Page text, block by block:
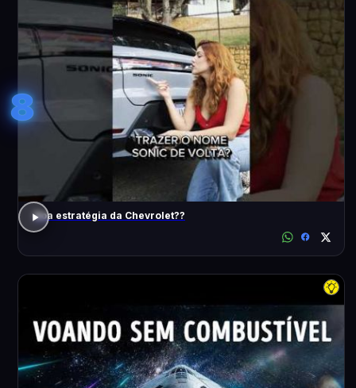
8
Boa estratégia da Chevrolet??